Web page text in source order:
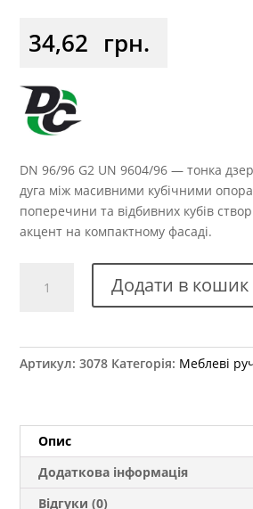
34,62 грн.
DN 96/96 G2 UN 9604/96 — тонка
дуга між масивними кубічними
поперечини та відбивних кубів
акцент на компактному фасаді.
меблева
UN
Додати в кошик
Артикул:3078 Категорія: Меблеві
Опис
Додаткова інформація
Відгуки (0)